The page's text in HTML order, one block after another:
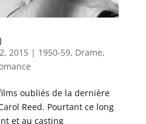
2015| 1950-59, Drame,
oubliés de la dernière
Reed. Pourtant ce long
et au casting